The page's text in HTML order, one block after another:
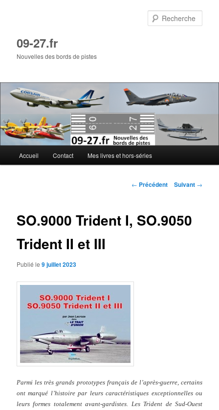
09-27.fr
Nouvelles des bords de pistes
principal
Accueil Contact Mes livres et hors-séries
Navigation
← Précédent Suivant →
SO.9000 Trident I, SO.9050
Trident II et III
Publié le9 juillet 2023
Parmi les très grands prototypes français de l’après-guerre, certains
ont marqué l’histoire par leurs caractéristiques exceptionnelles ou
leurs formes totalement avant-gardistes. Les Trident de Sud-Ouest